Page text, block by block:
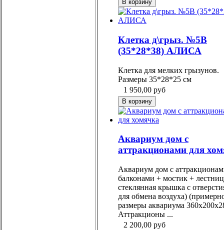
Клетка д\грыз. №5В
(35*28*38) АЛИСА
Клетка для мелких грызунов.
Размеры 35*28*25 см
1 950,00 руб
Аквариум дом с
аттракционами для
Аквариум дом с
балконами + мостик +
стеклянная крышка с
для обмена воздуха)
размеры аквариума
Аттракционы ...
2 200,00 руб